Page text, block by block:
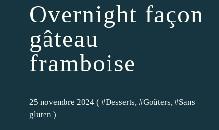
Overnight façon
gâteau
framboise
25 novembre 2024 ( #Desserts, #Goûters, #Sans
gluten )